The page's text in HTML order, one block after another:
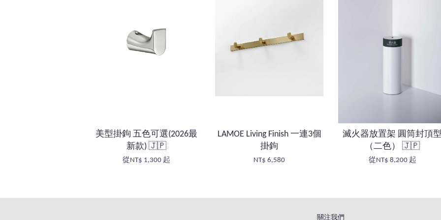
美型掛鉤 五色可選(2026最
新款) 🇯🇵
從NT$ 1,300 起
LAMOE Living Finish 一連3個
掛鉤
NT$ 6,580
滅火器放置架 圓筒封頂
（二色） 🇯🇵
從NT$ 8,200 起
關注我們